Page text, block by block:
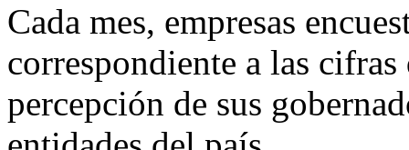
Cada mes, empresas
correspondiente a las
percepción de sus